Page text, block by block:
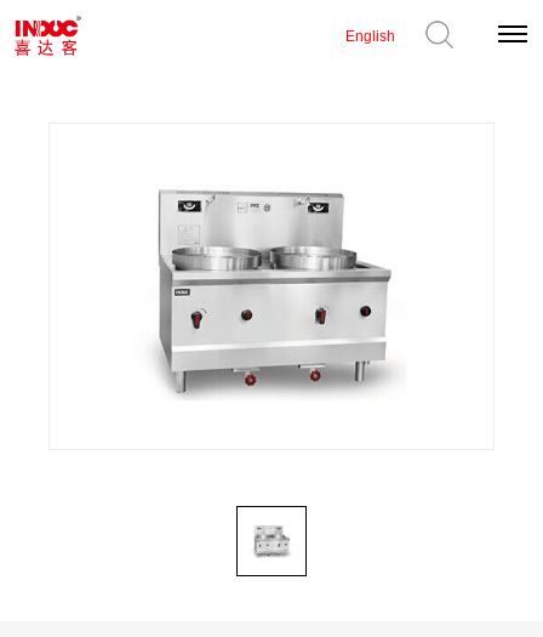
English